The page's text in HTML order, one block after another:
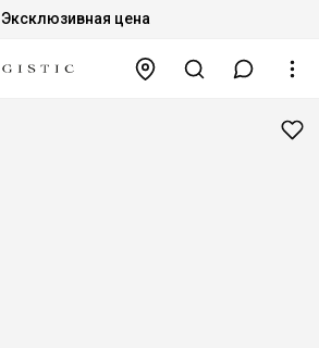
Эксклюзивная цена